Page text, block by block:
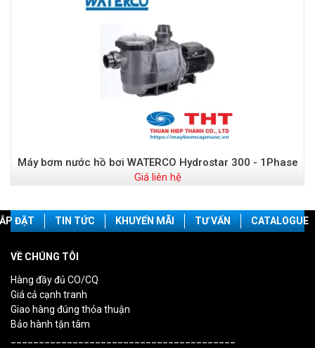
Máy bơm nước hồ bơi WATERCO Hydrostar 300 - 1Phase
Giá liên hệ
ĐẶT TIN TỨC KHUYẾN MÃI TƯ VẤN CATALOGUE
VỀ CHÚNG TÔI
Hàng đầy đủ CO/CQ
Giá cả cạnh tranh
Giao hàng đúng thỏa thuận
Bảo hành tận tâm